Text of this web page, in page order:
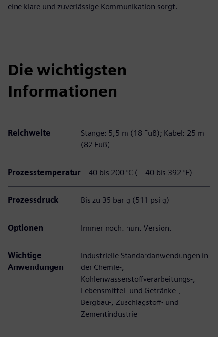
eine klare und zuverlässige Kommunikation sorgt.
Die wichtigsten
Informationen
Reichweite
Stange: 5,5 m (18 Fuß); Kabel: 25 m
(82 Fuß)
Prozesstemperatur—40 bis 200 °C (—40 bis 392 °F)
Prozessdruck Bis zu 35 bar g (511 psi g)
Optionen Immer noch, nun, Version.
Wichtige
Anwendungen
Industrielle Standardanwendungen in
der Chemie-,
Kohlenwasserstoffverarbeitungs-,
Lebensmittel- und Getränke-,
Bergbau-, Zuschlagstoff- und
Zementindustrie